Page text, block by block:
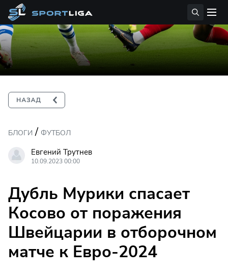
БЛОГИ / ФУТБОЛ
Евгений Трутнев
10.09.2023 00:00
Дубль Мурики спасает
Косово от поражения
Швейцарии в отборочном
матче к Евро-2024